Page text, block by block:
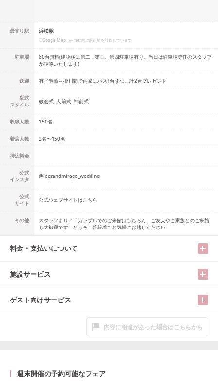
最寄り駅 浜松駅
※Google Mapから自動的に駅距離を計算しています
駐車場
80台無料(建物横に第二、第三、第四駐車場有り、当日は駐車場専任のスタッフ
が誘導いたします)
送迎 有／豊橋～掛川間で両家にバス1台ずつ、計2台プレゼント
挙式
スタイル
教会式 人前式 神前式
収容人数 150名
着席人数 2名〜150名
持込料金
公式
インスタ
@legrandmirage_wedding
公式
サイト
公式ウェブサイトはこちら
その他
スタッフより／「カップルでのご来館はもちろん、ご友人やご家族とのご来館
も大歓迎です。どうぞ、普段着でお気軽にお越しください」
料金・支払いについて
施設サービス
ゲスト向けサービス
内容に相違があった場合はこちらから
週末開催の予約可能なフェア